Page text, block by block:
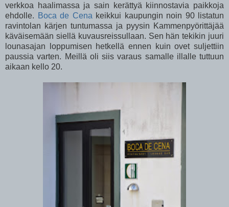
verkkoa haalimassa ja sain kerättyä kiinnostavia paikkoja
ehdolle. Boca de Cena keikkui kaupungin noin 90 listatun
ravintolan kärjen tuntumassa ja pyysin Kammenpyörittäjää
käväisemään siellä kuvausreissullaan. Sen hän tekikin juuri
lounasajan loppumisen hetkellä ennen kuin ovet suljettiin
paussia varten. Meillä oli siis varaus samalle illalle tuttuun
aikaan kello 20.